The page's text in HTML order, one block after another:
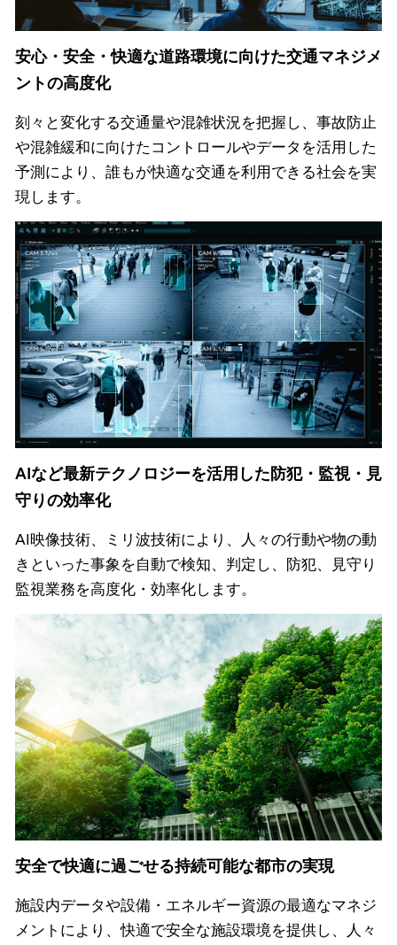
安心・安全・快適な道路環境に向けた交通マネジメ
ントの高度化
刻々と変化する交通量や混雑状況を把握し、事故防止
や混雑緩和に向けたコントロールやデータを活用した
予測により、誰もが快適な交通を利用できる社会を実
現します。
AIなど最新テクノロジーを活用した防犯・監視・見
守りの効率化
AI映像技術、ミリ波技術により、人々の行動や物の動
きといった事象を自動で検知、判定し、防犯、見守り
監視業務を高度化・効率化します。
安全で快適に過ごせる持続可能な都市の実現
施設内データや設備・エネルギー資源の最適なマネジ
メントにより、快適で安全な施設環境を提供し、人々